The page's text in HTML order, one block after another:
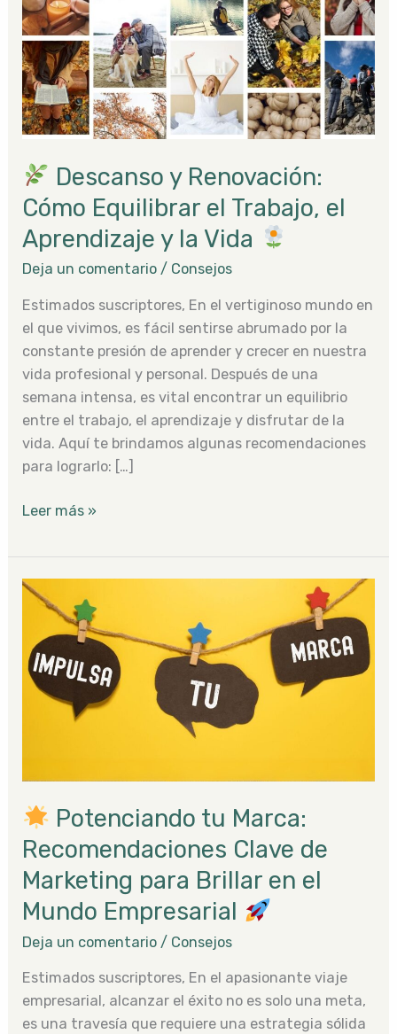
Descanso y Renovación:
Cómo Equilibrar el Trabajo, el
Aprendizaje y la Vida
Deja un comentario / Consejos
Estimados suscriptores, En el vertiginoso mundo en
el que vivimos, es fácil sentirse abrumado por la
constante presión de aprender y crecer en nuestra
vida profesional y personal. Después de una
semana intensa, es vital encontrar un equilibrio
entre el trabajo, el aprendizaje y disfrutar de la
vida. Aquí te brindamos algunas recomendaciones
para lograrlo: […]
Renovación:
Cómo
Equilibrar
el
Trabajo,
el
y
la
Leer más »
Potenciando tu Marca:
Recomendaciones Clave de
Marketing para Brillar en el
Mundo Empresarial
Deja un comentario / Consejos
Estimados suscriptores, En el apasionante viaje
empresarial, alcanzar el éxito no es solo una meta,
es una travesía que requiere una estrategia sólida
Potenciando
Marca:
Recomendaciones
Clave
en
el
Empresarial